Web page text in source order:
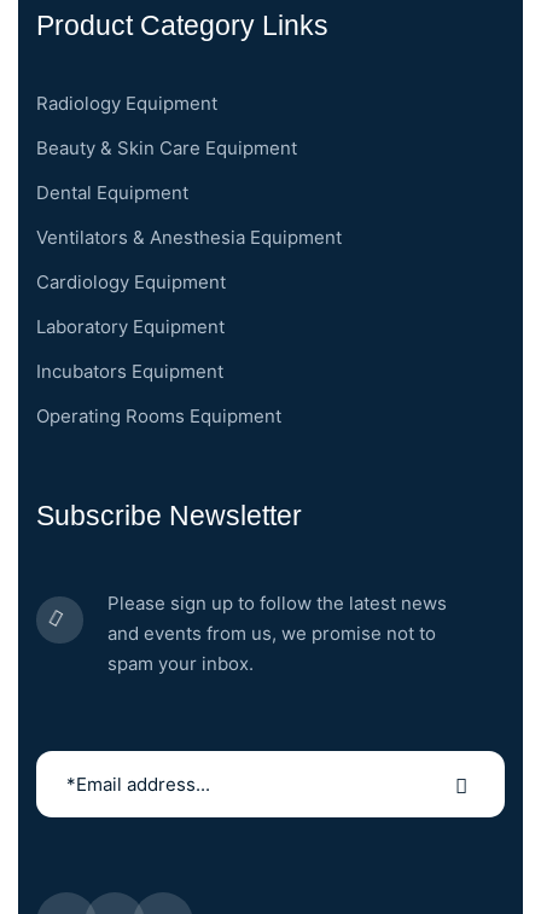
Product Category Links
Radiology Equipment
Beauty & Skin Care Equipment
Dental Equipment
Ventilators & Anesthesia Equipment
Cardiology Equipment
Laboratory Equipment
Incubators Equipment
Operating Rooms Equipment
Subscribe Newsletter
Please sign up to follow the latest news
and events from us, we promise not to
spam your inbox.